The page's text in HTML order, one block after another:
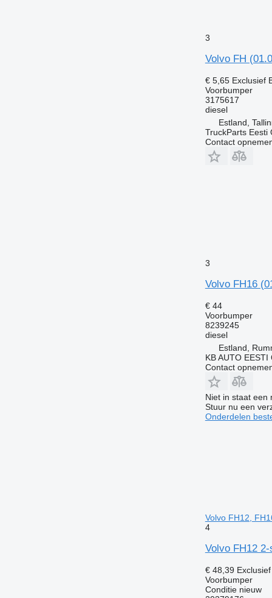
3
Volvo FH
€ 5,65 Exclusief
Voorbumper
3175617
diesel
Estland,
TruckParts Eesti
Contact
3
Volvo FH16
€ 44
Voorbumper
8239245
diesel
Estland,
KB AUTO EESTI
Contact
Niet in staat een
Stuur nu een
Onderdelen
Volvo FH12,
4
Volvo FH12
€ 48,39
Voorbumper
Conditienieuw